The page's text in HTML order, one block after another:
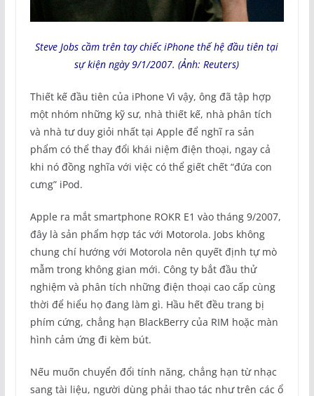
Steve Jobs cầm trên tay chiếc iPhone thế hệ đầu tiên tại
sự kiện ngày 9/1/2007. (Ảnh: Reuters)
Thiết kế đầu tiên của iPhone Vì vậy, ông đã tập hợp
một nhóm những kỹ sư, nhà thiết kế, nhà phân tích
và nhà tư duy giỏi nhất tại Apple để nghĩ ra sản
phẩm có thể thay đổi khái niệm điện thoại, ngay cả
khi nó đồng nghĩa với việc có thể giết chết “đứa con
cưng” iPod.
Apple ra mắt smartphone ROKR E1 vào tháng 9/2007,
đây là sản phẩm hợp tác với Motorola. Jobs không
chung chí hướng với Motorola nên quyết định tự mò
mẫm trong không gian mới. Công ty bắt đầu thử
nghiệm và phân tích những điện thoại cao cấp cùng
thời để hiểu họ đang làm gì. Hầu hết đều trang bị
phím cứng, chẳng hạn BlackBerry của RIM hoặc màn
hình cảm ứng đi kèm bút.
Nếu muốn chuyển đổi tính năng, chẳng hạn từ nhạc
sang tài liệu, người dùng phải thao tác như trên các ổ